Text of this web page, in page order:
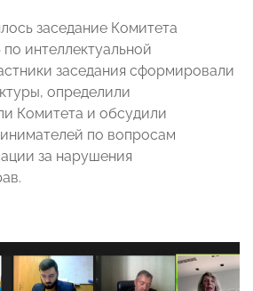
заседание Комитета
интеллектуальной
заседания сформировали
определили
Комитета и обсудили
по вопросам
за нарушения